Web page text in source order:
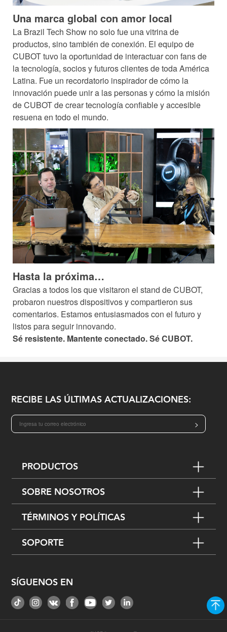
Una marca global con amor local
La Brazil Tech Show no solo fue una vitrina de
productos, sino también de conexión. El equipo de
CUBOT tuvo la oportunidad de interactuar con fans de
la tecnología, socios y futuros clientes de toda América
Latina. Fue un recordatorio inspirador de cómo la
innovación puede unir a las personas y cómo la misión
de CUBOT de crear tecnología confiable y accesible
resuena en todo el mundo.
Hasta la próxima…
Gracias a todos los que visitaron el stand de CUBOT,
probaron nuestros dispositivos y compartieron sus
comentarios. Estamos entusiasmados con el futuro y
listos para seguir innovando.
Sé resistente. Mantente conectado. Sé CUBOT.
RECIBE LAS ÚLTIMAS ACTUALIZACIONES:
>
PRODUCTOS
SOBRE NOSOTROS
TÉRMINOS Y POLÍTICAS
SOPORTE
SÍGUENOS EN